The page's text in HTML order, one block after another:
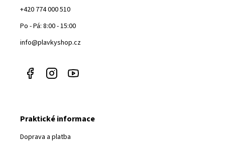
+420 774 000 510
Po - Pá: 8:00 - 15:00
info@plavkyshop.cz
Praktické informace
Doprava a platba